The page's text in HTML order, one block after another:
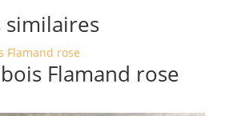
Flamand rose